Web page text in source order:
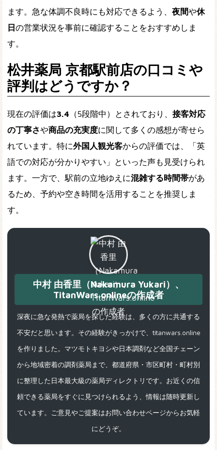
ます。急な体調不良時にも対応できるよう、 夜間や休
日の営業状況を事前に確認することをおすすめしま
す。
松井薬局 京都駅前店の口コミや
評判はどうですか？
現在の評価は3.4 （5段階中）とされており、 接客対応
の丁寧さや商品の充実度に関して多くの感想が寄せら
れています。特に外国人観光客からの評価では、「英
語での対応が分かりやすい」といった声も見受けられ
ます。一方で、駅前の立地ゆえに混雑する時間帯があ
るため、予約や空き時間を活用することを推奨しま
す。
中村 由香里（Nakamura Yukari）、
TitanWars.onlineの作成者
深夜に急な発熱で薬局を探した経験は、多くの方に共通する
不安だと思います。その経験がきっかけで、titanwars.online
を作りました。マツモトキヨシや日本調剤など全国チェーン
から地域密着の調剤薬局まで、都道府県・市区町村・町村別
に整理した日本最大級の薬局ディレクトリです。お近くの信
頼できる薬局をすぐに見つけられるよう、情報は随時更新し
ています。ご意見やご提案はお問い合わせページからお気軽
にどうぞ。